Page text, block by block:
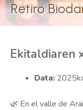
Retiro
Ekitaldiaren
Data:
🌿 En el valle de